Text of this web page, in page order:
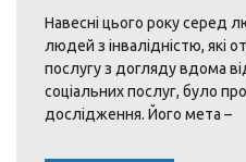
Навесні цього року серед
людей з інвалідністю, які
послугу з догляду вдома
соціальних послуг, було
дослідження. Його мета –